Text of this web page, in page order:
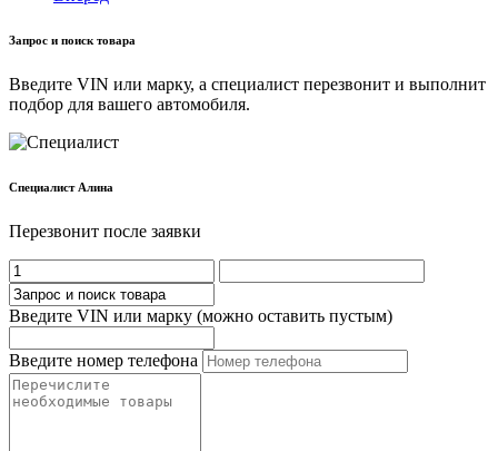
Запрос и поиск товара
Введите VIN или марку, а специалист перезвонит и выполнит
подбор для вашего автомобиля.
Cпециалист Алина
Перезвонит после заявки
Введите VIN или марку (можно оставить пустым)
Введите номер телефона